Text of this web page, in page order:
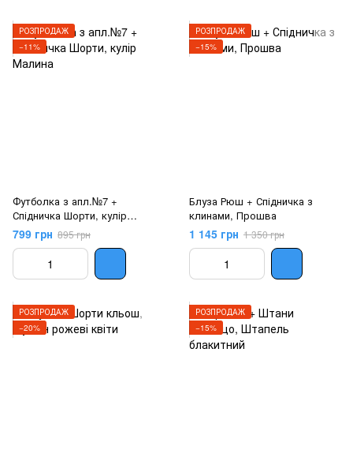
РОЗПРОДАЖ
−11%
Футболка з апл.№7 +
Спідничка Шорти, кулір
Малина
799 грн 895 грн
РОЗПРОДАЖ
−15%
Блуза Рюш + Спідничка з
клинами, Прошва
1 145 грн 1 350 грн
РОЗПРОДАЖ
−20%
РОЗПРОДАЖ
−15%